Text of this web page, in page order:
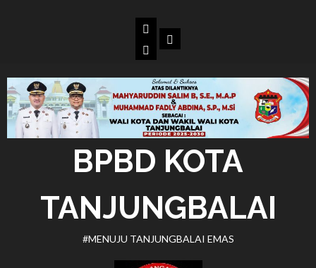
Beranda
BPBD
Tanjungbalai
Dokumen
BPBD KOTA
TANJUNGBALAI
#MENUJU TANJUNGBALAI EMAS